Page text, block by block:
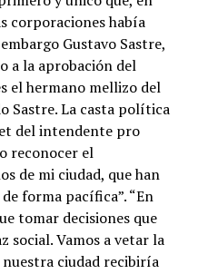
corporaciones había
Gustavo Sastre,
a la aprobación del
el hermano mellizo del
Sastre. La casta política
del intendente pro
reconocer el
de mi ciudad, que han
forma pacífica”. “En
tomar decisiones que
social. Vamos a vetar la
ciudad recibiría